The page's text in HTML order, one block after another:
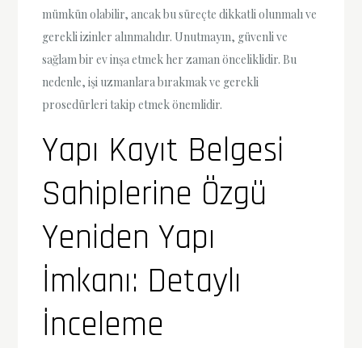
mümkün olabilir, ancak bu süreçte dikkatli olunmalı ve
gerekli izinler alınmalıdır. Unutmayın, güvenli ve
sağlam bir ev inşa etmek her zaman önceliklidir. Bu
nedenle, işi uzmanlara bırakmak ve gerekli
prosedürleri takip etmek önemlidir.
Yapı Kayıt Belgesi
Sahiplerine Özgü
Yeniden Yapı
İmkanı: Detaylı
İnceleme